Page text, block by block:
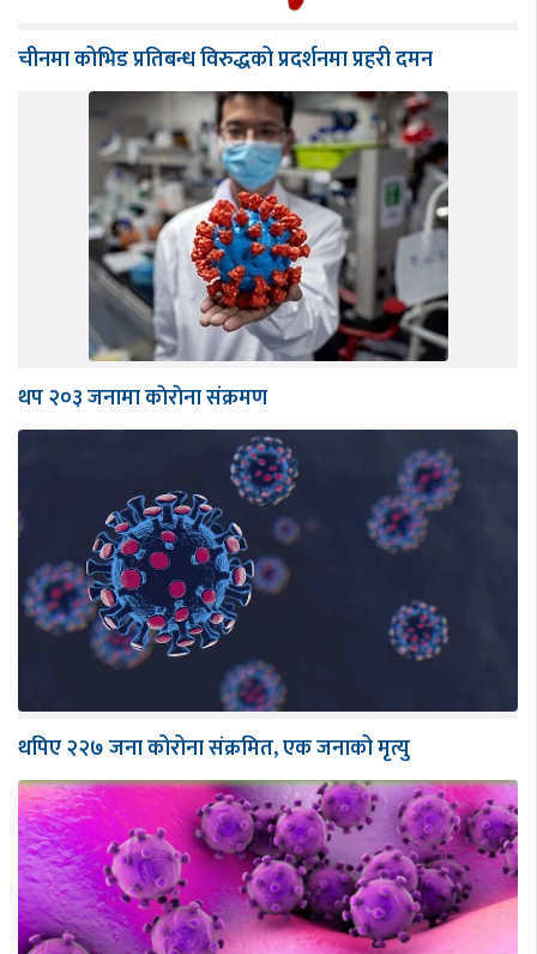
चीनमा कोभिड प्रतिबन्ध विरुद्धको प्रदर्शनमा प्रहरी दमन
थप २०३ जनामा काेराेना संक्रमण
थपिए २२७ जना कोरोना संक्रमित, एक जनाको मृत्यु